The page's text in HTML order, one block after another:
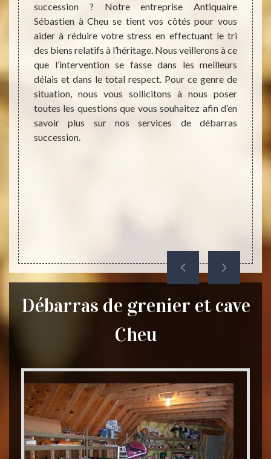
aux
de
tard.
villes
ces
succession ? Notre entreprise Antiquaire
Sébastien à Cheu se tient vos côtés pour vous
aider à réduire votre stress en effectuant le tri
des biens relatifs à l’héritage. Nous veillerons à ce
que l’intervention se fasse dans les meilleurs
délais et dans le total respect. Pour ce genre de
situation, nous vous sollicitons à nous poser
toutes les questions que vous souhaitez afin d’en
savoir plus sur nos services de débarras
succession.
ces
de
les
dans
nous
Débarras de grenier et cave
Cheu